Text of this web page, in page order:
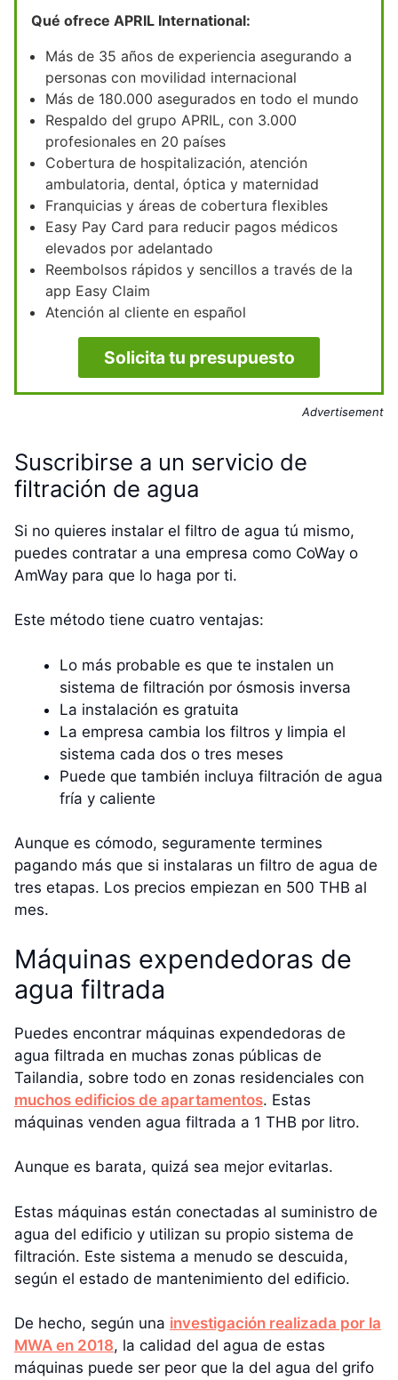
Qué ofrece APRIL International:
Más de 35 años de experiencia asegurando a
personas con movilidad internacional
Más de 180.000 asegurados en todo el mundo
Respaldo del grupo APRIL, con 3.000
profesionales en 20 países
Cobertura de hospitalización, atención
ambulatoria, dental, óptica y maternidad
Franquicias y áreas de cobertura flexibles
Easy Pay Card para reducir pagos médicos
elevados por adelantado
Reembolsos rápidos y sencillos a través de la
app Easy Claim
Atención al cliente en español
Solicita tu presupuesto
Advertisement
Suscribirse a un servicio de
filtración de agua
Si no quieres instalar el filtro de agua tú mismo,
puedes contratar a una empresa como CoWay o
AmWay para que lo haga por ti.
Este método tiene cuatro ventajas:
Lo más probable es que te instalen un
sistema de filtración por ósmosis inversa
La instalación es gratuita
La empresa cambia los filtros y limpia el
sistema cada dos o tres meses
Puede que también incluya filtración de agua
fría y caliente
Aunque es cómodo, seguramente termines
pagando más que si instalaras un filtro de agua de
tres etapas. Los precios empiezan en 500 THB al
mes.
Máquinas expendedoras de
agua filtrada
Puedes encontrar máquinas expendedoras de
agua filtrada en muchas zonas públicas de
Tailandia, sobre todo en zonas residenciales con
muchos edificios de apartamentos. Estas
máquinas venden agua filtrada a 1 THB por litro.
Aunque es barata, quizá sea mejor evitarlas.
Estas máquinas están conectadas al suministro de
agua del edificio y utilizan su propio sistema de
filtración. Este sistema a menudo se descuida,
según el estado de mantenimiento del edificio.
De hecho, según una investigación realizada por la
MWA en 2018, la calidad del agua de estas
máquinas puede ser peor que la del agua del grifo